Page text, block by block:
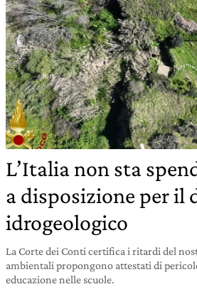
L’Italia non sta
a disposizione per il
idrogeologico
La Corte dei Conti certifica i ritardi del
ambientali propongono attestati di
educazione nelle scuole.